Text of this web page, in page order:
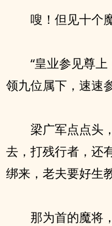
嗖！但见十个
“皇业参见尊
领九位属下，速速
梁广军点点头
去，打残行者，还
绑来，老夫要好生
那为首的魔将